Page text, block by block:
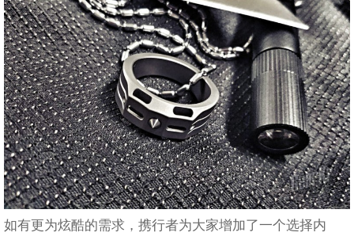
如有更为炫酷的需求，携行者为大家增加了一个选择内